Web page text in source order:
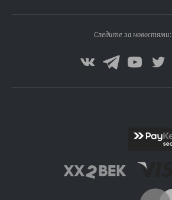
Следите за новостями: